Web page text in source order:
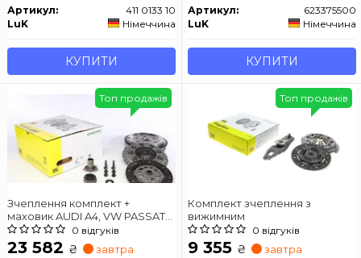
Артикул:
411 0133 10
LuK
Німеччина
КУПИТИ
Артикул:
623375500
LuK
Німеччина
КУПИТИ
Зчеплення комплект +
маховик AUDI A4, VW PASSAT
1.9TDI 98-08 0 відгуків
23 582 ₴ завтра
Топ продажів
Комплект зчеплення з
вижимним
0 відгуків
9 355 ₴ завтра
Топ продажів